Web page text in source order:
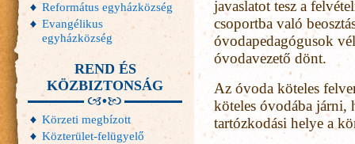
javaslatot tesz a
csoportba való
óvodapedagógusok
óvodavezető dönt.
Az óvoda köteles
köteles óvodába járni,
tartózkodási helye a
Református egyházközség
Evangélikus
egyházközség
REND ÉS
KÖZBIZTONSÁG
Körzeti megbízott
Közterület-felügyelő